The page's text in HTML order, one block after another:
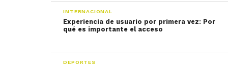
INTERNACIONAL
Experiencia de usuario por primera vez: Por
qué es importante el acceso
DEPORTES